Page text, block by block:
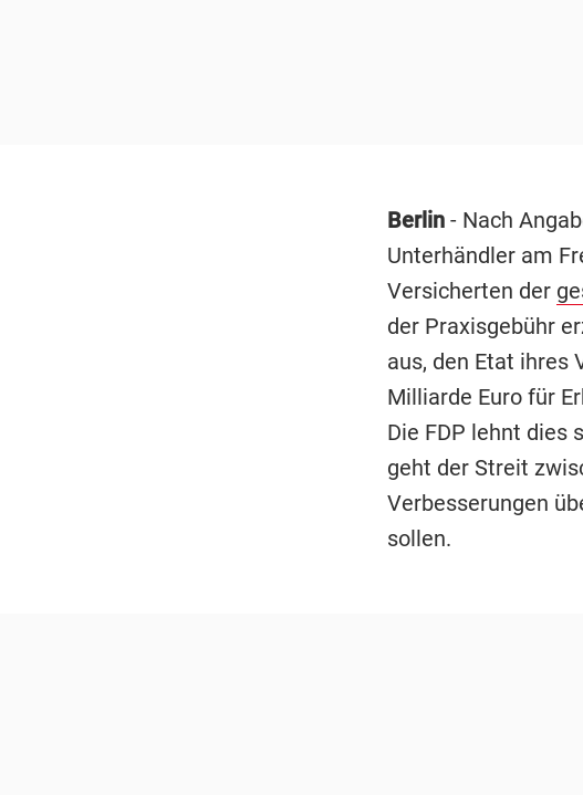
Berlin- Nach
Unterhändler am
Versicherten der
der Praxisgebühr
aus, den Etat ihres
Milliarde Euro für
Die FDP lehnt dies
geht der Streit
Verbesserungen
sollen.